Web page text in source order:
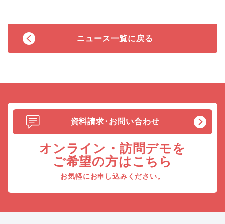
ニュース一覧に戻る
資料請求･お問い合わせ
オンライン・訪問デモを
ご希望の方はこちら
お気軽にお申し込みください。